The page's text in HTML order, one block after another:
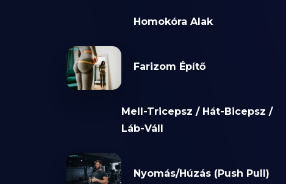
Homokóra Alak
Farizom Építő
Mell-Tricepsz / Hát-Bicepsz /
Láb-Váll
Nyomás/Húzás (Push Pull)